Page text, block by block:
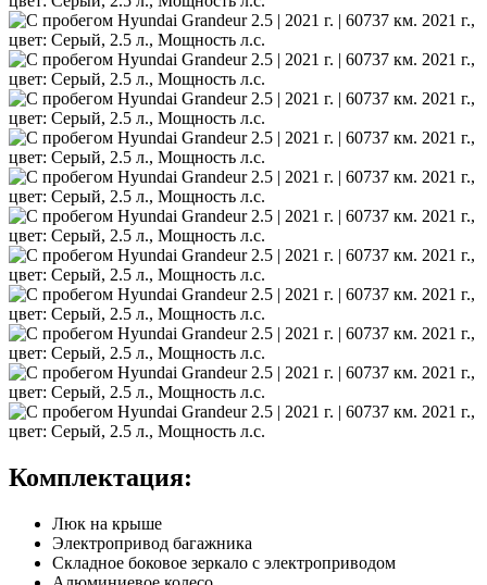
Комплектация:
Люк на крыше
Электропривод багажника
Складное боковое зеркало с электроприводом